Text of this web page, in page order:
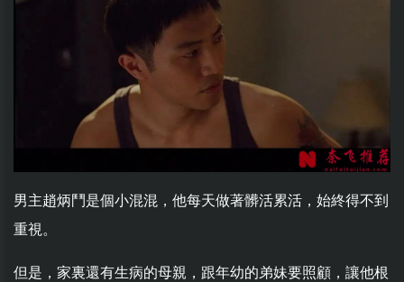
男主趙炳鬥是個小混混，他每天做著髒活累活，始終得不到
重視。
但是，家裏還有生病的母親，跟年幼的弟妹要照顧，讓他根